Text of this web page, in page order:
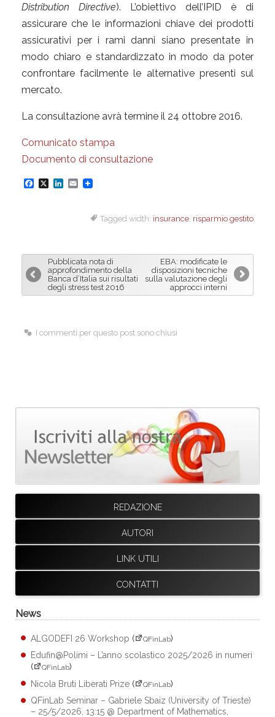
Distribution Directive). L’obiettivo dell’IPID è di
assicurare che le informazioni chiave dei prodotti
assicurativi per i rami danni siano presentate in
modo chiaro e standardizzato in modo da poter
confrontare facilmente le alternative presenti sul
mercato.
La consultazione avrà termine il 24 ottobre 2016.
Comunicato stampa
Documento di consultazione
F
b
o
o
X
L
e
d
I
E
l
Tagged width: insurance risparmio gestito
Pubblicata nota di
approfondimento della
Banca d’Italia sui risultati
degli stress test 2016
EBA: modificate le
disposizioni tecniche
sulla valutazione degli
approcci interni
I commenti per questo post sono chiusi
REDAZIONE
AUTORI
LINK UTILI
CONTATTI
News
ALGODEFI 26 Workshop ( QFinLab)
Edufin@Polimi – L’anno scolastico 2025/2026 in numeri
(
QFinLab)
Nicola Bruti Liberati Prize ( QFinLab)
QFinLab Seminar – Gabriele Sbaiz (University of Trieste)
– 25/5/2026, 13:15 @ Department of Mathematics,